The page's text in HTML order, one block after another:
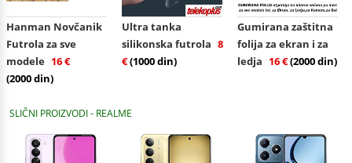
Hanman Novčanik
Futrola za sve
modele 16 €
(2000 din)
Ultra tanka
silikonska futrola 8
€(1000 din)
Gumirana zaštitna
folija za ekran i za
ledja 16 €(2000 din)
SLIČNI PROIZVODI - REALME